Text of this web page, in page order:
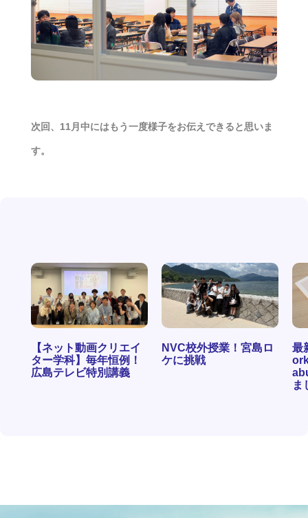
次回、11月中にはもう一度様子をお伝えできると思いま
す。
【ネット動画クリエイ
ター学科】毎年恒例！
広島テレビ特別講義
NVC校外授業！宮島ロ
ケに挑戦
最
ま